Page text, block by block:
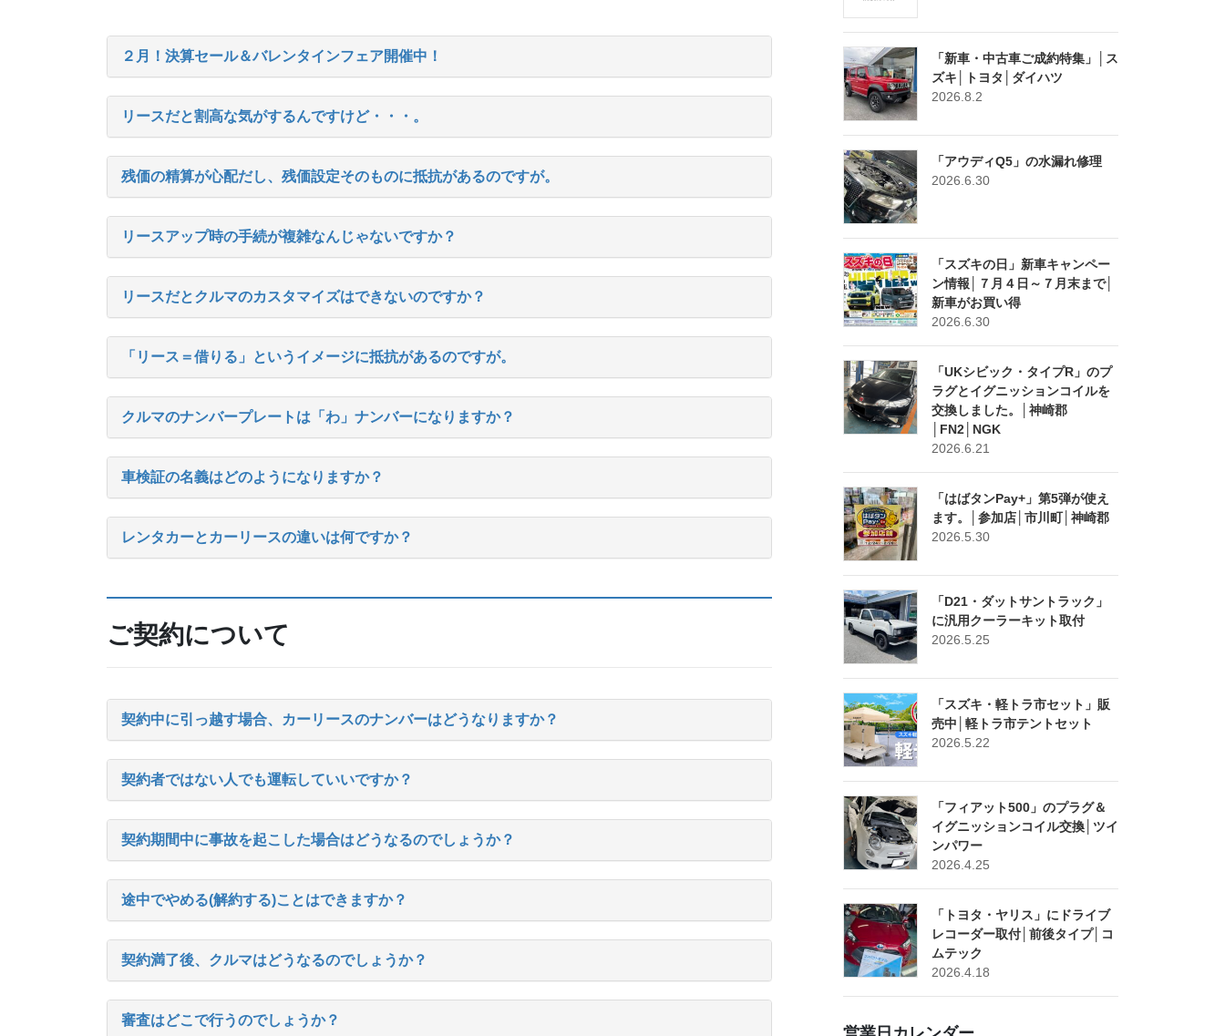
２月！決算セール＆バレンタインフェア開催中！
リースだと割高な気がするんですけど・・・。
残価の精算が心配だし、残価設定そのものに抵抗があるのですが。
リースアップ時の手続が複雑なんじゃないですか？
リースだとクルマのカスタマイズはできないのですか？
「リース＝借りる」というイメージに抵抗があるのですが。
クルマのナンバープレートは「わ」ナンバーになりますか？
車検証の名義はどのようになりますか？
レンタカーとカーリースの違いは何ですか？
ご契約について
契約中に引っ越す場合、カーリースのナンバーはどうなりますか？
契約者ではない人でも運転していいですか？
契約期間中に事故を起こした場合はどうなるのでしょうか？
途中でやめる(解約する)ことはできますか？
契約満了後、クルマはどうなるのでしょうか？
審査はどこで行うのでしょうか？
「新車・中古車ご成約特集」│ス
ズキ│トヨタ│ダイハツ
2026.8.2
「アウディQ5」の水漏れ修理
2026.6.30
「スズキの日」新車キャンペー
ン情報│７月４日～７月末まで│
新車がお買い得
2026.6.30
「UKシビック・タイプR」のプ
ラグとイグニッションコイルを
交換しました。│神崎郡
│FN2│NGK
2026.6.21
「はばタンPay+」第5弾が使え
ます。│参加店│市川町│神崎郡
2026.5.30
「D21・ダットサントラック」
に汎用クーラーキット取付
2026.5.25
「スズキ・軽トラ市セット」販
売中│軽トラ市テントセット
2026.5.22
「フィアット500」のプラグ＆
イグニッションコイル交換│ツイ
ンパワー
2026.4.25
「トヨタ・ヤリス」にドライブ
レコーダー取付│前後タイプ│コ
ムテック
2026.4.18